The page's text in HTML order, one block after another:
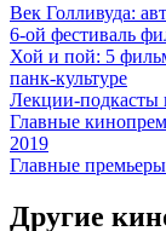
Век Голливуда:
6-ой фестиваль
Хой и пой: 5
панк-культуре
Лекции-подкасты
Главные
2019
Главные
Другие